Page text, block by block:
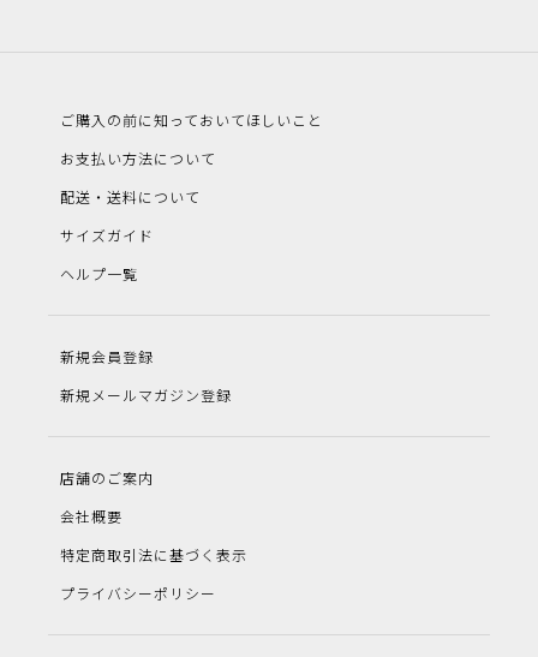
ご購入の前に知っておいてほしいこと
お支払い方法について
配送・送料について
サイズガイド
ヘルプ一覧
新規会員登録
新規メールマガジン登録
店舗のご案内
会社概要
特定商取引法に基づく表示
プライバシーポリシー